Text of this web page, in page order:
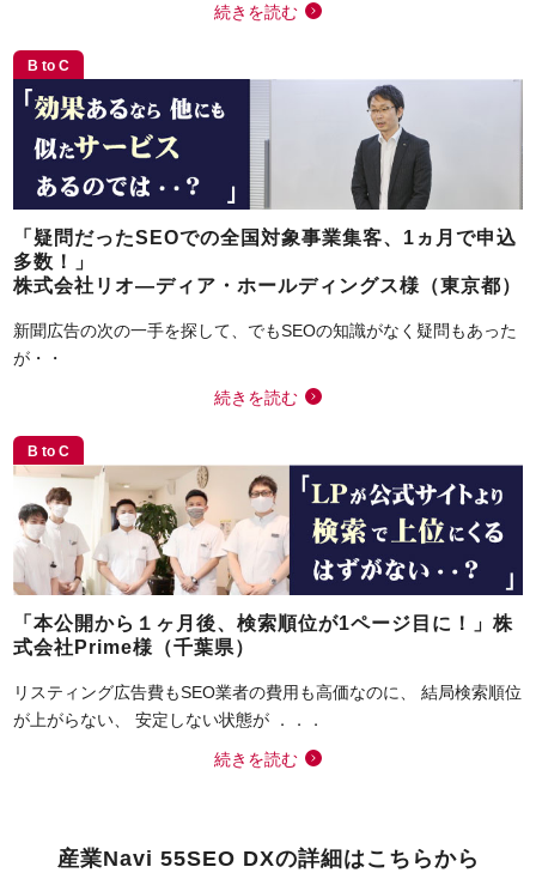
続きを読む
B to C
「疑問だったSEOでの全国対象事業集客、1ヵ月で申込
多数！」
株式会社リオ―ディア・ホールディングス様（東京都）
新聞広告の次の一手を探して、でもSEOの知識がなく疑問もあった
が・・
続きを読む
B to C
「本公開から１ヶ月後、検索順位が1ページ目に！」株
式会社Prime様（千葉県）
リスティング広告費もSEO業者の費用も高価なのに、 結局検索順位
が上がらない、 安定しない状態が ．．．
続きを読む
産業Navi 55SEO DXの詳細はこちらから